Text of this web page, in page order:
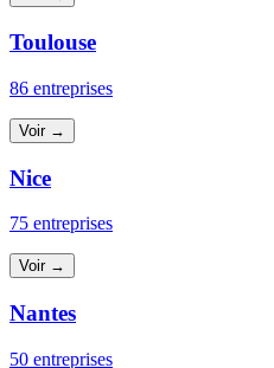
Toulouse
86 entreprises
Voir →
Nice
75 entreprises
Voir →
Nantes
50 entreprises